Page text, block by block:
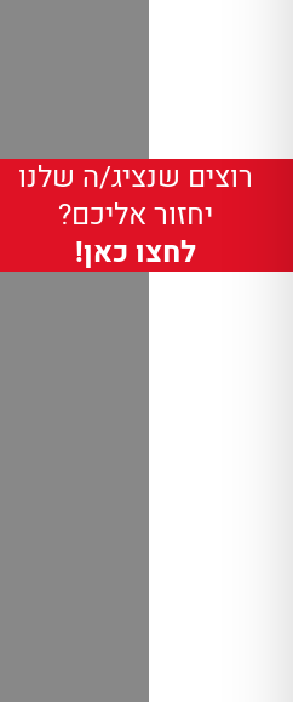
רוצים שנציג/ה שלנו
יחזור אליכם?
לחצו כאן!